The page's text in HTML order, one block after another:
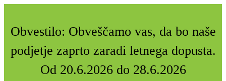
Obvestilo: Obveščamo vas, da bo naše
podjetje zaprto zaradi letnega dopusta.
Od 20.6.2026 do 28.6.2026